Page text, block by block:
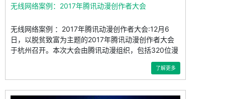
无线网络案例：2017年腾讯动漫创作者大会
无线网络案例 ：2017年腾讯动漫创作者大会:12月6
日，以脱贫致富为主题的2017年腾讯动漫创作者大会
于杭州召开。本次大会由腾讯动漫组织，包括320位漫
了解更多